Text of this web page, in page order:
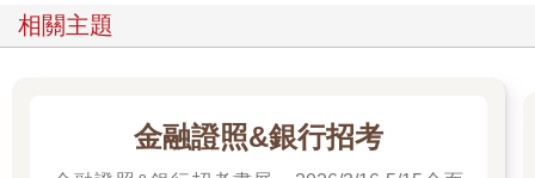
相關主題
金融證照&銀行招考